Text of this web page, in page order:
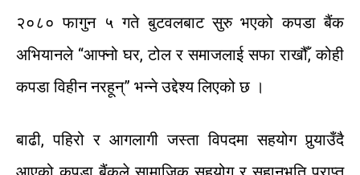
२०८० फागुन ५ गते बुटवलबाट सुरु भएको कपडा बैंक
अभियानले“आफ्नो घर,टोल र समाजलाई सफा राखौँ,कोही
कपडा विहीननरहून्” भन्ने उद्देश्य लिएको छ ।
बाढी,पहिरो र आगलागी जस्ता विपदमासहयोग पुर्‍याउँदै